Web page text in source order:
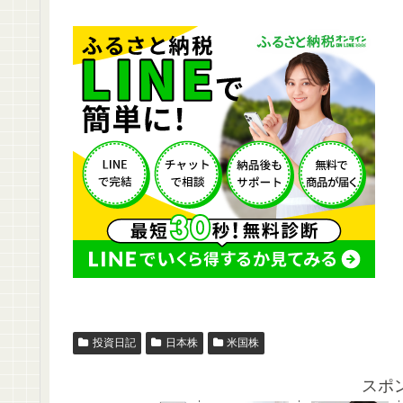
投資日記 日本株 米国株
スポ